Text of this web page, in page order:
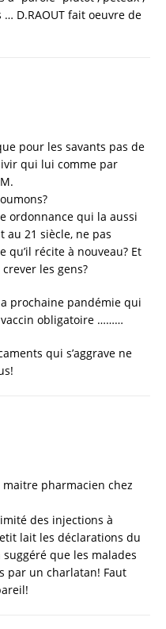
D.RAOUT fait oeuvre de
pour les savants pas de
qui lui comme par
ordonnance qui la aussi
21 siècle, ne pas
qu’il récite à nouveau? Et
les gens?
prochaine pandémie qui
obligatoire ………
qui s’aggrave ne
maitre pharmacien chez
des injections à
lait les déclarations du
que les malades
par un charlatan! Faut